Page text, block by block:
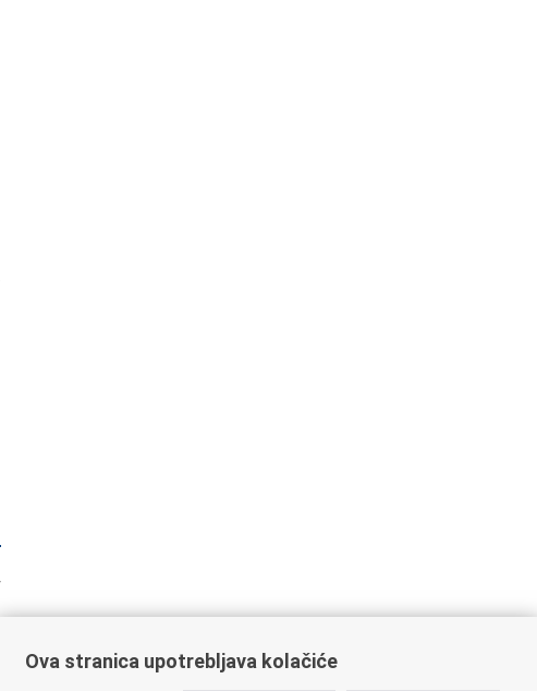
Važne poveznice
Ova stranica upotrebljava kolačiće